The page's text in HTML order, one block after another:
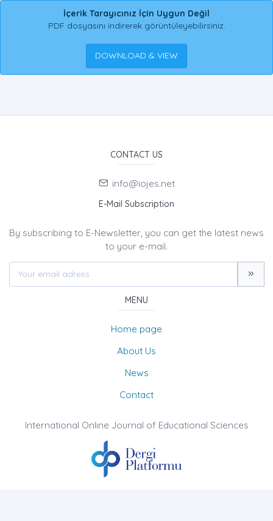
İçerik Tarayıcınız İçin Uygun Değil
PDF dosyasını indirerek görüntüleyebilirsiniz.
DOWNLOAD & VIEW
CONTACT US
info@iojes.net
E-Mail Subscription
By subscribing to E-Newsletter, you can get the latest news
to your e-mail.
MENU
Home page
About Us
News
Contact
International Online Journal of Educational Sciences